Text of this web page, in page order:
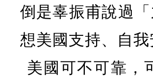
倒是辜振甫說過
想美國支持、自
美國可不可靠，